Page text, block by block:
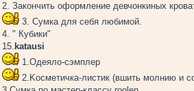
2. Закончить оформление девчонкиных
3. Сумка для себя любимой.
4. " Кубики"
15. katausi
1.Одеяло-сэмплер
2.Kосметичка-листик (вшить молнию и